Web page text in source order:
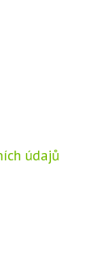
údajů